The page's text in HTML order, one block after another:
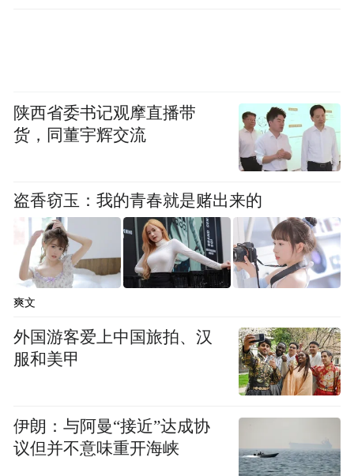
陕西省委书记观摩直播带
货，同董宇辉交流
盗香窃玉：我的青春就是赌出来的
爽文
外国游客爱上中国旅拍、汉
服和美甲
伊朗：与阿曼“接近”达成协
议但并不意味重开海峡